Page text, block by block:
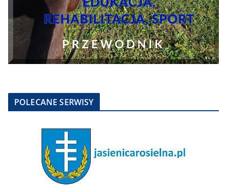
POLECANE SERWISY